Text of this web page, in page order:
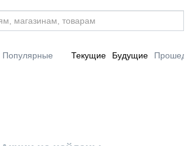
Популярные Текущие Будущие